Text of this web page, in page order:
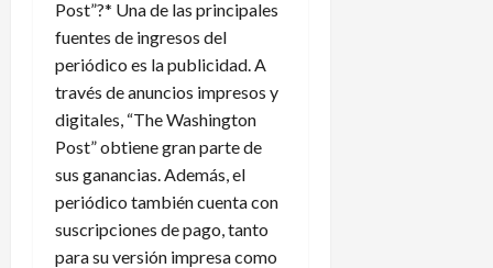
Post”?* Una de las principales
fuentes de ingresos del
periódico es la publicidad. A
través de anuncios impresos y
digitales, “The Washington
Post” obtiene gran parte de
sus ganancias. Además, el
periódico también cuenta con
suscripciones de pago, tanto
para su versión impresa como